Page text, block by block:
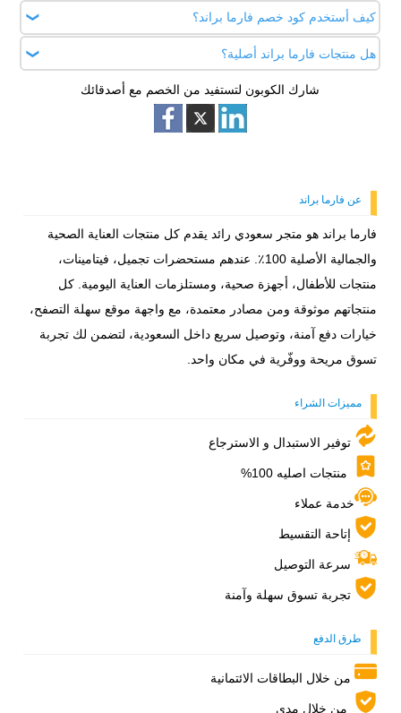
عادة يوصل الطلب بين 1 إلى 3 أيام حسب المدينة داخل السعودية،
مع إمكانية تتبع الطلب خطوة بخطوة.
كيف أستخدم كود خصم فارما براند؟
أضيفي المنتجات للسلة، اكتبي الكود في خانة الخصم، اضغطي
“تطبيق الكود”، والخصم ينزل فورًا قبل إتمام الدفع.
هل منتجات فارما براند أصلية؟
نعم، كل المنتجات أصلية 100٪ ومستوردة من مصادر معتمدة،
سواء مستحضرات تجميل، فيتامينات، أو مستلزمات الأطفال.
شارك الكوبون لتستفيد من الخصم مع أصدقائك
عن فارما براند
فارما براند هو متجر سعودي رائد يقدم كل منتجات العناية الصحية
والجمالية الأصلية 100٪. عندهم مستحضرات تجميل، فيتامينات،
منتجات للأطفال، أجهزة صحية، ومستلزمات العناية اليومية. كل
منتجاتهم موثوقة ومن مصادر معتمدة، مع واجهة موقع سهلة التصفح،
خيارات دفع آمنة، وتوصيل سريع داخل السعودية، لتضمن لك تجربة
تسوق مريحة ووفّرية في مكان واحد.
مميزات الشراء
توفير الاستبدال و الاسترجاع
منتجات اصليه 100%
خدمة عملاء
إتاحة التقسيط
سرعة التوصيل
تجربة تسوق سهلة وآمنة
طرق الدفع
من خلال البطاقات الائتمانية
من خلال مدي